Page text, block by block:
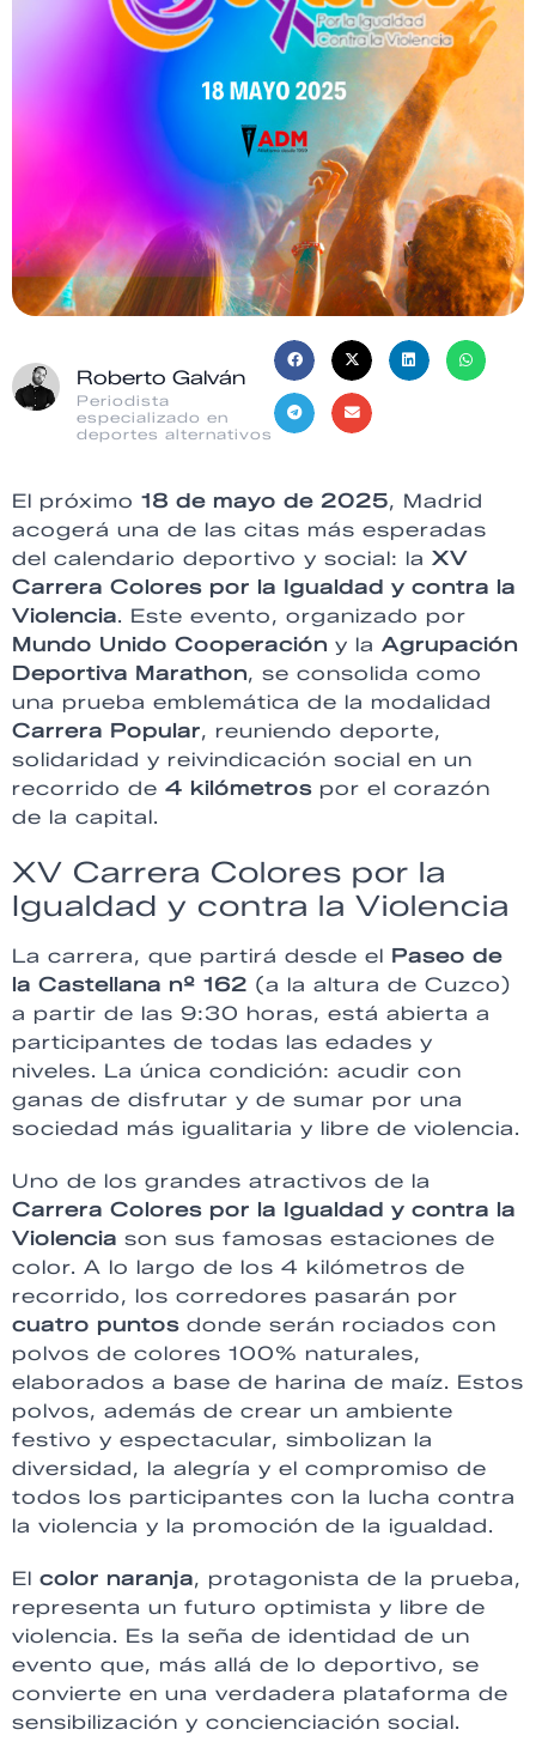
Roberto Galván
Periodista
especializado en
deportes alternativos
El próximo 18 de mayo de 2025, Madrid
acogerá una de las citas más esperadas
del calendario deportivo y social: la XV
Carrera Colores por la Igualdad y contra la
Violencia. Este evento, organizado por
Mundo Unido Cooperación y la Agrupación
Deportiva Marathon, se consolida como
una prueba emblemática de la modalidad
Carrera Popular, reuniendo deporte,
solidaridad y reivindicación social en un
recorrido de 4 kilómetros por el corazón
de la capital.
XV Carrera Colores por la
Igualdad y contra la Violencia
La carrera, que partirá desde el Paseo de
la Castellana nº 162 (a la altura de Cuzco)
a partir de las 9:30 horas, está abierta a
participantes de todas las edades y
niveles. La única condición: acudir con
ganas de disfrutar y de sumar por una
sociedad más igualitaria y libre de violencia.
Uno de los grandes atractivos de la
Carrera Colores por la Igualdad y contra la
Violencia son sus famosas estaciones de
color. A lo largo de los 4 kilómetros de
recorrido, los corredores pasarán por
cuatro puntos donde serán rociados con
polvos de colores 100% naturales,
elaborados a base de harina de maíz. Estos
polvos, además de crear un ambiente
festivo y espectacular, simbolizan la
diversidad, la alegría y el compromiso de
todos los participantes con la lucha contra
la violencia y la promoción de la igualdad.
El color naranja, protagonista de la prueba,
representa un futuro optimista y libre de
violencia. Es la seña de identidad de un
evento que, más allá de lo deportivo, se
convierte en una verdadera plataforma de
sensibilización y concienciación social.